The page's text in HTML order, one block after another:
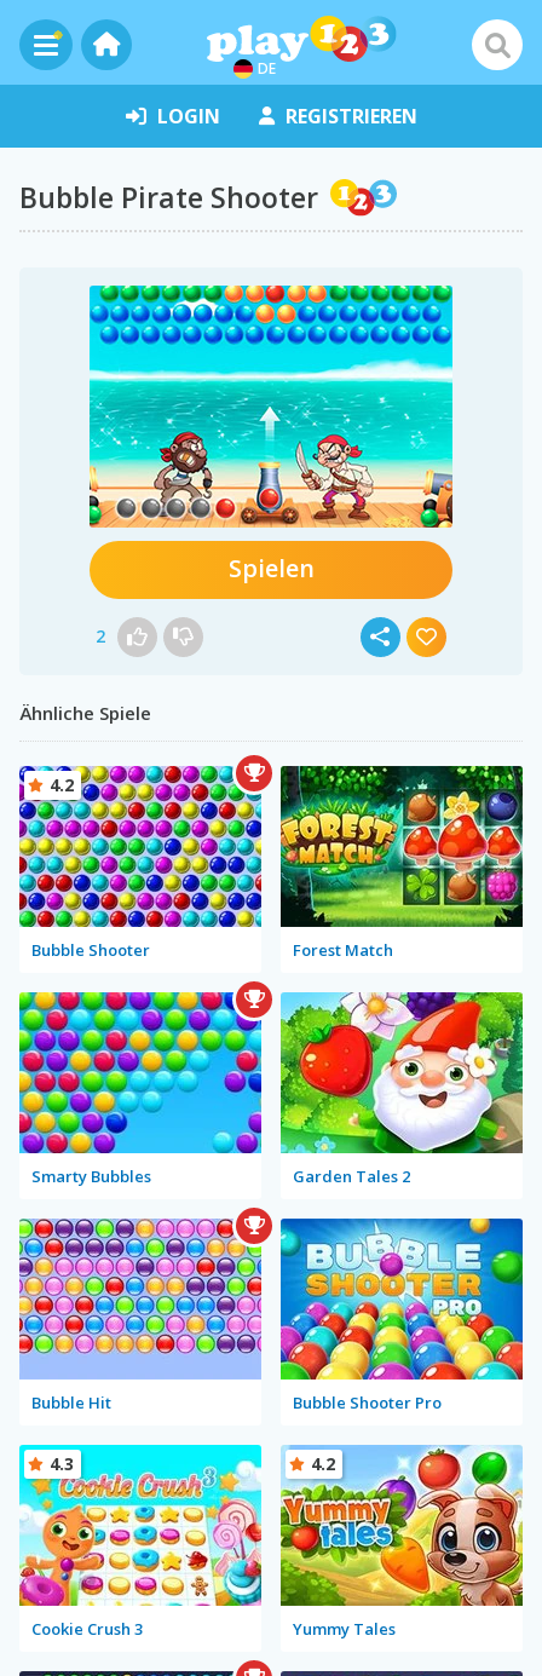
DE
LOGIN REGISTRIEREN
Bubble Pirate Shooter
Spielen
2
Ähnliche Spiele
Bubble Shooter
4.2
Forest Match
Smarty Bubbles Garden Tales 2
Bubble Hit Bubble Shooter Pro
Cookie Crush 3
4.3
Yummy Tales
4.2